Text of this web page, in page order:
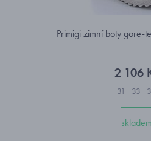
Primigi zimní boty
2 106
31 33
skladem